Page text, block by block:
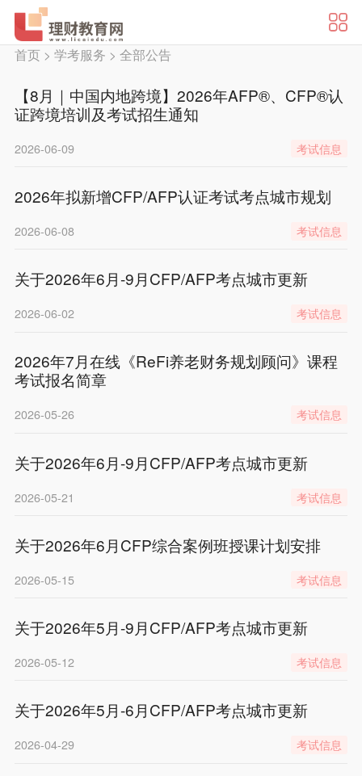
首页> 学考服务 > 全部公告
【8月｜中国内地跨境】2026年AFP®、CFP®认
证跨境培训及考试招生通知
2026-06-09 考试信息
2026年拟新增CFP/AFP认证考试考点城市规划
2026-06-08 考试信息
关于2026年6月-9月CFP/AFP考点城市更新
2026-06-02 考试信息
2026年7月在线《ReFi养老财务规划顾问》课程
考试报名简章
2026-05-26 考试信息
关于2026年6月-9月CFP/AFP考点城市更新
2026-05-21 考试信息
关于2026年6月CFP综合案例班授课计划安排
2026-05-15 考试信息
关于2026年5月-9月CFP/AFP考点城市更新
2026-05-12 考试信息
关于2026年5月-6月CFP/AFP考点城市更新
2026-04-29 考试信息